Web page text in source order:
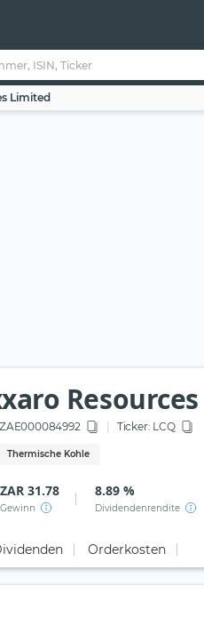
Limited
ZAE000084992 Ticker: LCQ
Thermische Kohle
ZAR 31.78
Gewinn
8.89 %
Dividendenrendite
Orderkosten